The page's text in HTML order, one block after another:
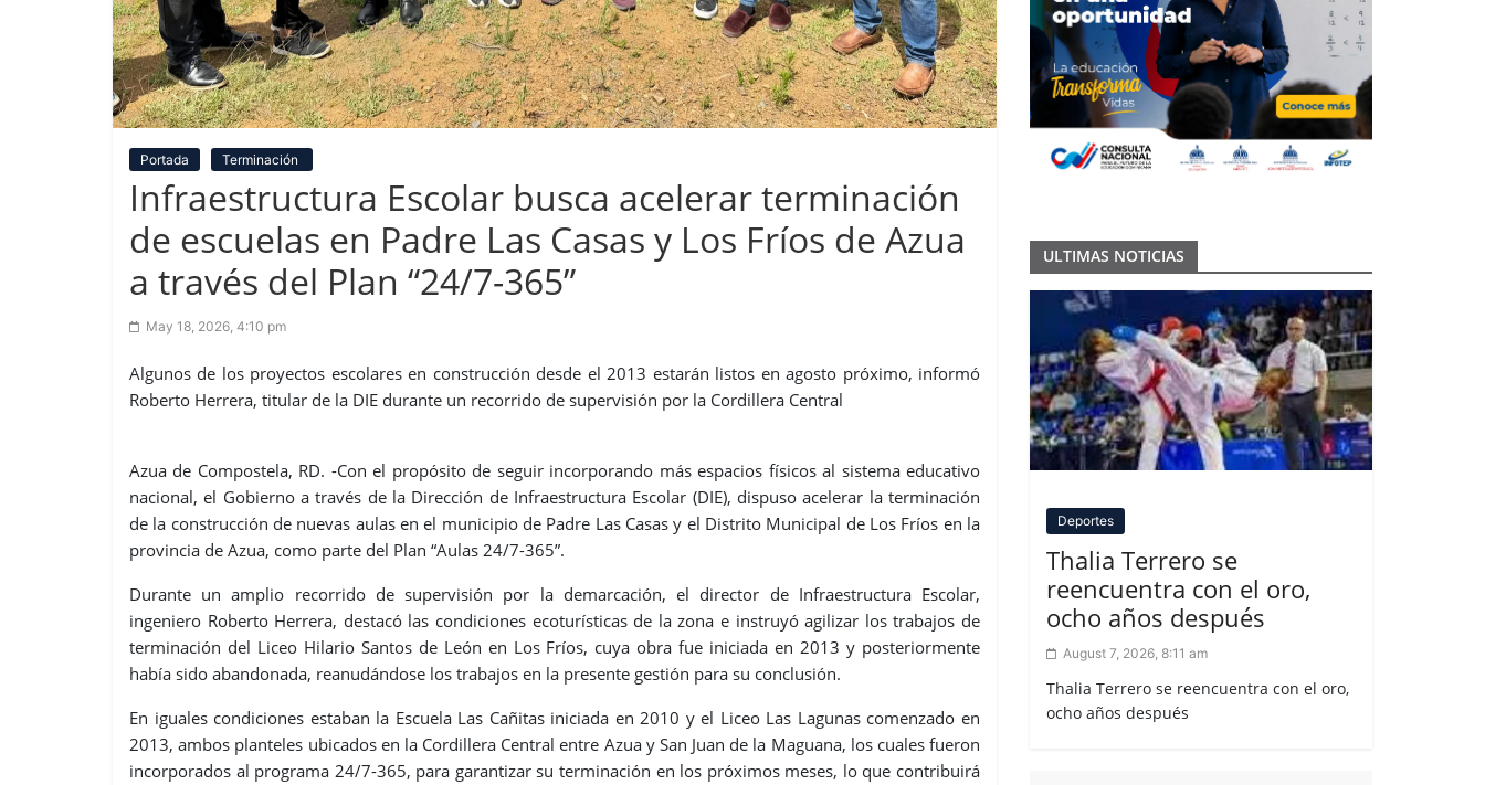
Portada Terminación
Infraestructura Escolar busca acelerar terminación
de escuelas en Padre Las Casas y Los Fríos de Azua
a través del Plan “24/7-365”
May 18, 2026, 4:10 pm
Algunos de los proyectos escolares en construcción desde el 2013 estarán listos en agosto próximo, informó
Roberto Herrera, titular de la DIE durante un recorrido de supervisión por la Cordillera Central
Azua de Compostela, RD. -Con el propósito de seguir incorporando más espacios físicos al sistema educativo
nacional, el Gobierno a través de la Dirección de Infraestructura Escolar (DIE), dispuso acelerar la terminación
de la construcción de nuevas aulas en el municipio de Padre Las Casas y el Distrito Municipal de Los Fríos en la
provincia de Azua, como parte del Plan “Aulas 24/7-365”.
Durante un amplio recorrido de supervisión por la demarcación, el director de Infraestructura Escolar,
ingeniero Roberto Herrera, destacó las condiciones ecoturísticas de la zona e instruyó agilizar los trabajos de
terminación del Liceo Hilario Santos de León en Los Fríos, cuya obra fue iniciada en 2013 y posteriormente
había sido abandonada, reanudándose los trabajos en la presente gestión para su conclusión.
En iguales condiciones estaban la Escuela Las Cañitas iniciada en 2010 y el Liceo Las Lagunas comenzado en
2013, ambos planteles ubicados en la Cordillera Central entre Azua y San Juan de la Maguana, los cuales fueron
incorporados al programa 24/7-365, para garantizar su terminación en los próximos meses, lo que contribuirá
ULTIMAS NOTICIAS
Deportes
Thalia Terrero se
reencuentra con el oro,
ocho años después
August 7, 2026, 8:11 am
Thalia Terrero se reencuentra con el oro,
ocho años después